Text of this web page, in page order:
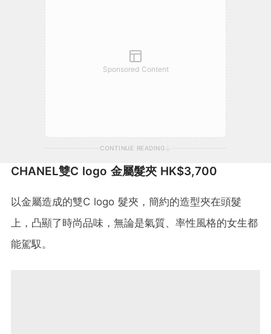
Sponsored Content
CONTINUE READING
CHANEL雙C logo 金屬髮夾 HK$3,700
以金屬造成的雙C logo 髮夾，簡約的造型夾在頭髮
上，凸顯了時尚品味，無論是氣質、率性風格的女生都
能駕馭。